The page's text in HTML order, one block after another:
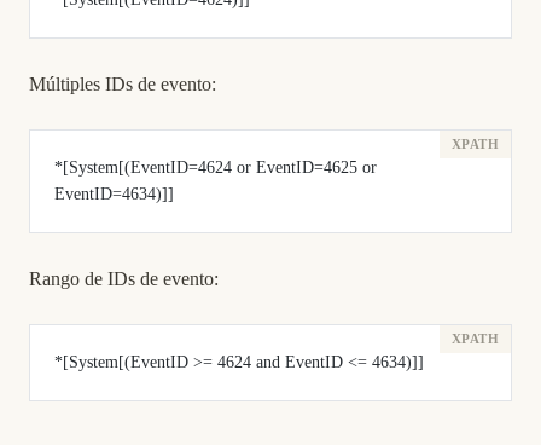
Múltiples IDs de evento:
*[System[(EventID=4624 or EventID=4625 or
EventID=4634)]]
Rango de IDs de evento:
*[System[(EventID >= 4624 and EventID <= 4634)]]